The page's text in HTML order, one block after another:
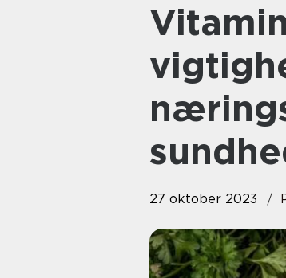
Vitaminer til børn: En guide til
27 oktober 2023